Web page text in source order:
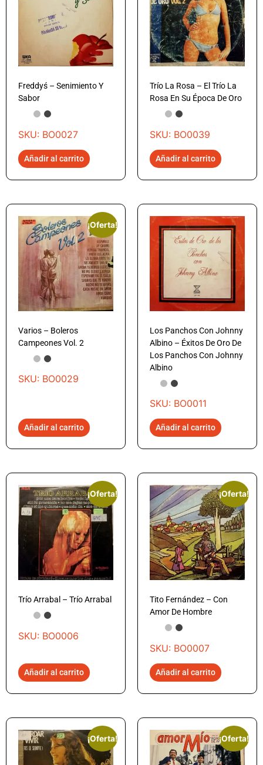
Freddyś – Senimiento Y
Sabor
SKU: BO0027
Añadir al carrito
Trío La Rosa – El Trío La
Rosa En Su Época De Oro
SKU: BO0039
Añadir al carrito
¡Oferta!
Varios – Boleros
Campeones Vol. 2
SKU: BO0029
Añadir al carrito
Los Panchos Con Johnny
Albino – Éxitos De Oro De
Los Panchos Con Johnny
Albino
SKU: BO0011
Añadir al carrito
¡Oferta!
Trío Arrabal – Trío Arrabal
SKU: BO0006
Añadir al carrito
¡Oferta!
Tito Fernández – Con
Amor De Hombre
SKU: BO0007
Añadir al carrito
¡Oferta! ¡Oferta!